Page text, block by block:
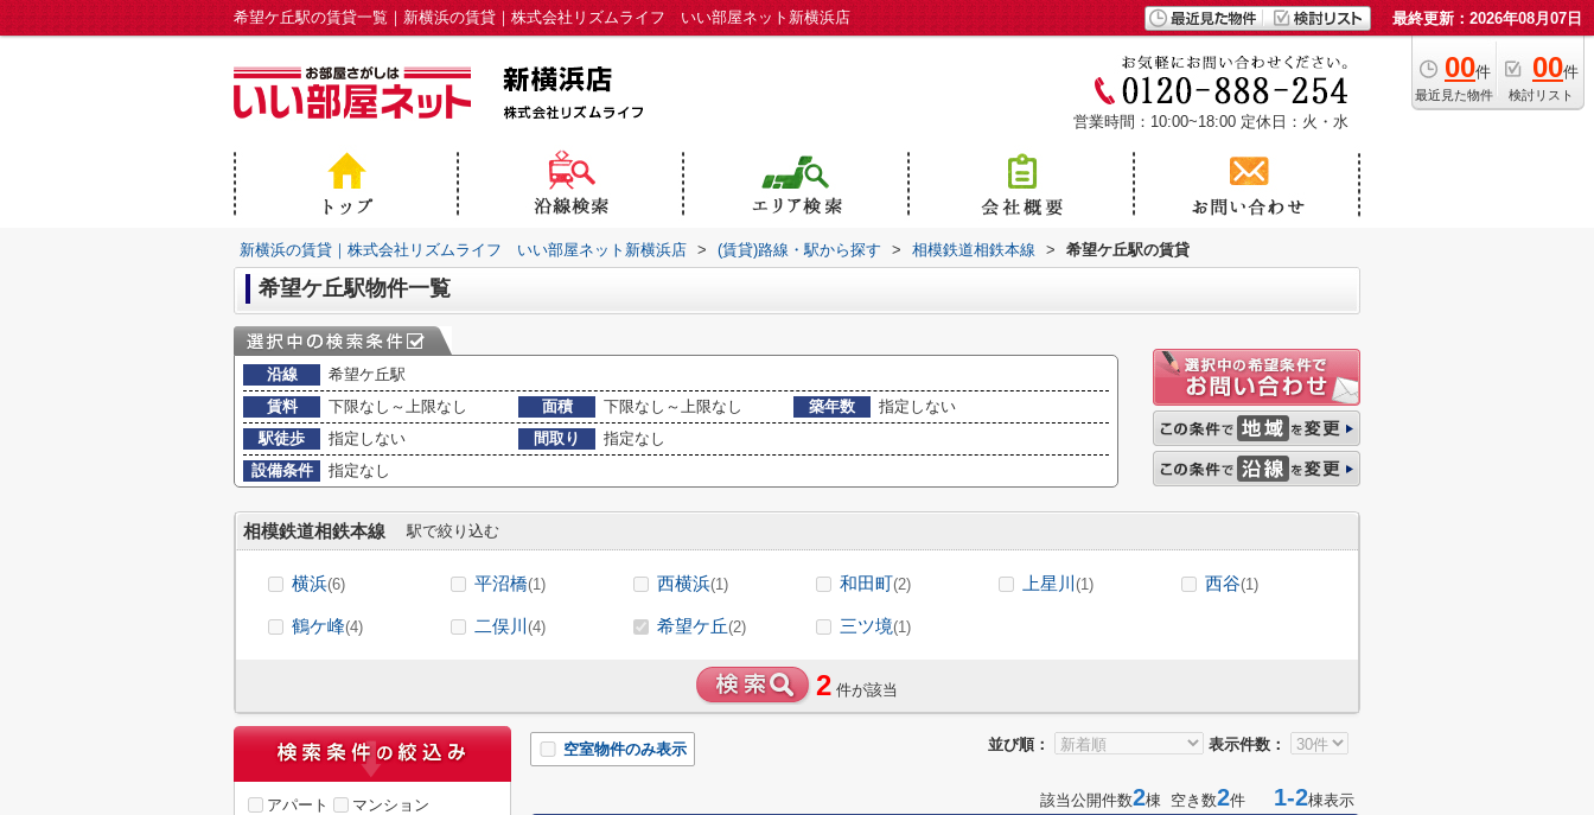
希望ケ丘駅の賃貸一覧｜新横浜の賃貸｜株式会社リズムライフ いい部屋ネット新横浜店 最終更新：2026年08月07日
00件
最近見た物件
00件
検討リスト
営業時間：10:00~18:00 定休日：火・水
新横浜の賃貸｜株式会社リズムライフ いい部屋ネット新横浜店 > (賃貸)路線・駅から探す > 相模鉄道相鉄本線 > 希望ケ丘駅の賃貸
希望ケ丘駅物件一覧
沿線
希望ケ丘駅
賃料
下限なし～上限なし 面積 下限なし～上限なし 築年数
指定しない
駅徒歩
指定しない 間取り
指定なし
設備条件
指定なし
相模鉄道相鉄本線 駅で絞り込む
横浜(6) 平沼橋(1) 西横浜(1) 和田町(2) 上星川 (1) 西谷(1)
鶴ケ峰(4) 二俣川 (4) 希望ケ丘(2) 三ツ境(1)
2 件が該当
並び順： 表示件数：
空室物件のみ表示
該当公開件数2棟 空き数2件 1-2棟表示
アパート
マンション